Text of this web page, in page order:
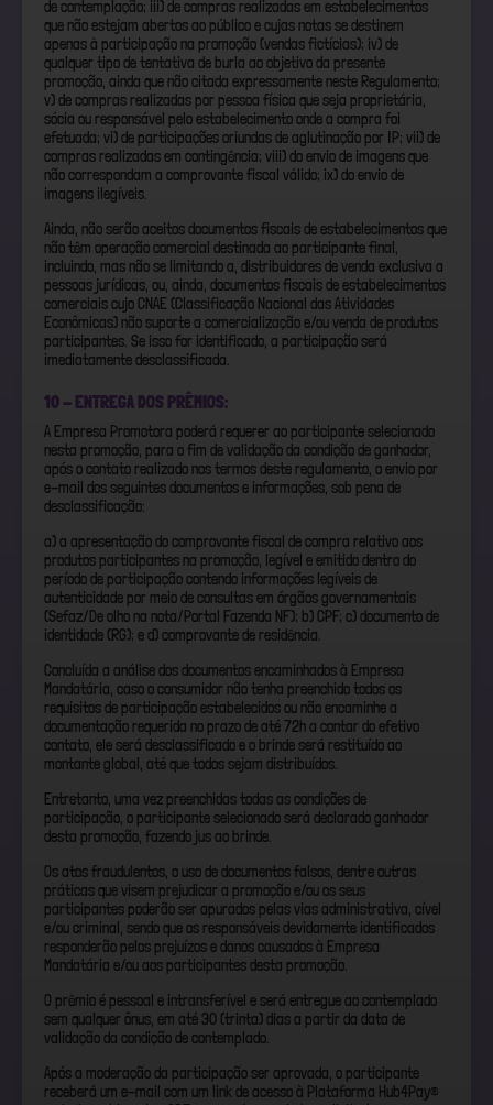
de contemplação; iii) de compras realizadas em estabelecimentos
que não estejam abertos ao público e cujas notas se destinem
apenas à participação na promoção (vendas fictícias); iv) de
qualquer tipo de tentativa de burla ao objetivo da presente
promoção, ainda que não citada expressamente neste Regulamento;
v) de compras realizadas por pessoa física que seja proprietária,
sócia ou responsável pelo estabelecimento onde a compra foi
efetuada; vi) de participações oriundas de aglutinação por IP; vii) de
compras realizadas em contingência; viii) do envio de imagens que
não correspondam a comprovante fiscal válido; ix) do envio de
imagens ilegíveis.
Ainda, não serão aceitos documentos fiscais de estabelecimentos que
não têm operação comercial destinada ao participante final,
incluindo, mas não se limitando a, distribuidores de venda exclusiva a
pessoas jurídicas, ou, ainda, documentos fiscais de estabelecimentos
comerciais cujo CNAE (Classificação Nacional das Atividades
Econômicas) não suporte a comercialização e/ou venda de produtos
participantes. Se isso for identificado, a participação será
imediatamente desclassificada.
10 - ENTREGA DOS PRÊMIOS:
A Empresa Promotora poderá requerer ao participante selecionado
nesta promoção, para o fim de validação da condição de ganhador,
após o contato realizado nos termos deste regulamento, o envio por
e-mail dos seguintes documentos e informações, sob pena de
desclassificação:
a) a apresentação do comprovante fiscal de compra relativo aos
produtos participantes na promoção, legível e emitido dentro do
período de participação contendo informações legíveis de
autenticidade por meio de consultas em órgãos governamentais
(Sefaz/De olho na nota/Portal Fazenda NF); b) CPF; c) documento de
identidade (RG); e d) comprovante de residência.
Concluída a análise dos documentos encaminhados à Empresa
Mandatária, caso o consumidor não tenha preenchido todos os
requisitos de participação estabelecidos ou não encaminhe a
documentação requerida no prazo de até 72h a contar do efetivo
contato, ele será desclassificado e o brinde será restituído ao
montante global, até que todos sejam distribuídos.
Entretanto, uma vez preenchidas todas as condições de
participação, o participante selecionado será declarado ganhador
desta promoção, fazendo jus ao brinde.
Os atos fraudulentos, o uso de documentos falsos, dentre outras
práticas que visem prejudicar a promoção e/ou os seus
participantes poderão ser apurados pelas vias administrativa, cível
e/ou criminal, sendo que os responsáveis devidamente identificados
responderão pelos prejuízos e danos causados à Empresa
Mandatária e/ou aos participantes desta promoção.
O prêmio é pessoal e intransferível e será entregue ao contemplado
sem qualquer ônus, em até 30 (trinta) dias a partir da data de
validação da condição de contemplado.
Após a moderação da participação ser aprovada, o participante
receberá um e-mail com um link de acesso à Plataforma Hub4Pay®